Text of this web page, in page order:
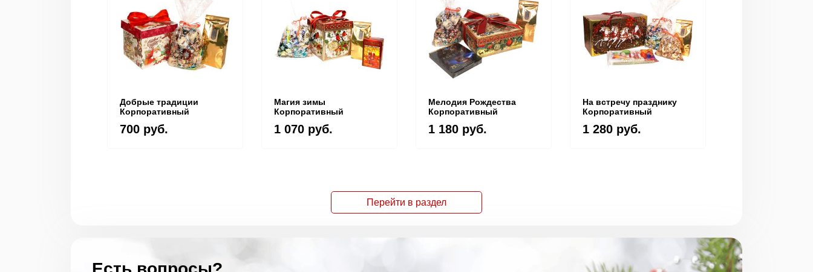
Добрые традиции
Корпоративный
700 руб.
Магия зимы
Корпоративный
1 070 руб.
Мелодия Рождества
Корпоративный
1 180 руб.
На встречу празднику
Корпоративный
1 280 руб.
Перейти в раздел